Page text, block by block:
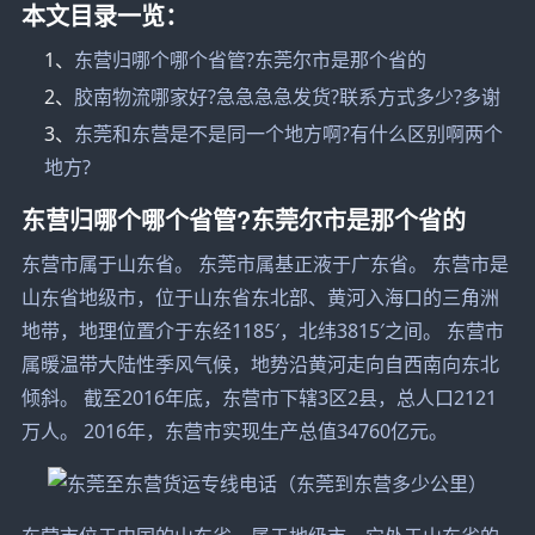
本文目录一览：
1、 东营归哪个哪个省管?东莞尔市是那个省的
2、 胶南物流哪家好?急急急急发货?联系方式多少?多谢
3、 东莞和东营是不是同一个地方啊?有什么区别啊两个
地方?
东营归哪个哪个省管?东莞尔市是那个省的
东营市属于山东省。 东莞市属基正液于广东省。 东营市是
山东省地级市，位于山东省东北部、黄河入海口的三角洲
地带，地理位置介于东经1185′，北纬3815′之间。 东营市
属暖温带大陆性季风气候，地势沿黄河走向自西南向东北
倾斜。 截至2016年底，东营市下辖3区2县，总人口2121
万人。 2016年，东营市实现生产总值34760亿元。